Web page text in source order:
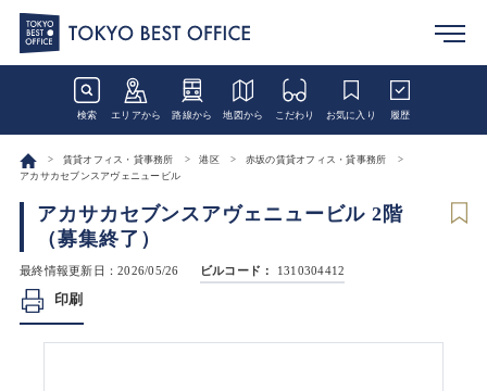
検索 エリアから 路線から 地図から こだわり お気に入り 履歴
賃貸オフィス・貸事務所 港区
赤坂の賃貸オフィス・貸事務所
アカサカセブンスアヴェニュービル
アカサカセブンスアヴェニュービル 2階
（募集終了）
最終情報更新日：2026/05/26 ビルコード： 1310304412
印刷